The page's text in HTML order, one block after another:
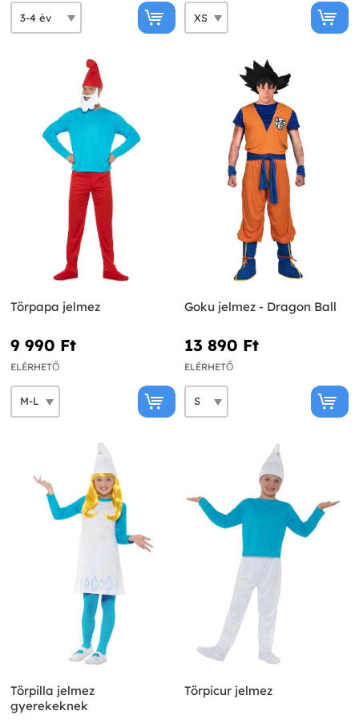
Törpapa jelmez
9 990 Ft‎
ELÉRHETŐ
Goku jelmez - Dragon Ball
13 890 Ft‎
ELÉRHETŐ
Törpilla jelmez
gyerekeknek
Törpicur jelmez